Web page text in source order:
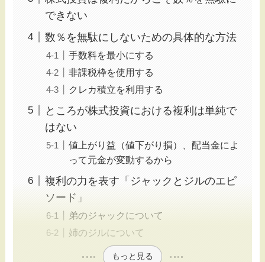
できない
数％を無駄にしないための具体的な方法
手数料を最小にする
非課税枠を使用する
クレカ積立を利用する
ところが株式投資における複利は単純で
はない
値上がり益（値下がり損）、配当金によ
って元金が変動するから
複利の力を表す「ジャックとジルのエピ
ソード」
弟のジャックについて
姉のジルについて
もっと見る